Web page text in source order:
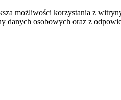
możliwości korzystania z
danych osobowych oraz z